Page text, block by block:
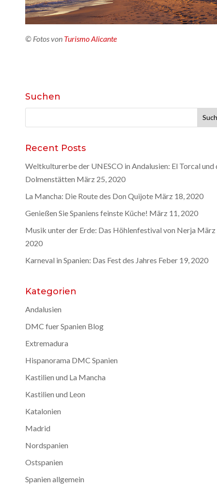
© Fotos von Turismo Alicante
Suchen
nach:
Recent Posts
Weltkulturerbe der UNESCO in Andalusien: El Torcal und
Dolmenstätten März 25, 2020
La Mancha: Die Route des Don Quijote März 18, 2020
Genießen Sie Spaniens feinste Küche! März 11, 2020
Musik unter der Erde: Das Höhlenfestival von Nerja März
2020
Karneval in Spanien: Das Fest des Jahres Feber 19, 2020
Kategorien
Andalusien
DMC fuer Spanien Blog
Extremadura
Hispanorama DMC Spanien
Kastilien und La Mancha
Kastilien und Leon
Katalonien
Madrid
Nordspanien
Ostspanien
Spanien allgemein